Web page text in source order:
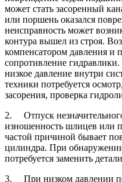
может стать засоренный
или поршень оказался
неисправность может
контура вышел из строя.
компенсатором давления и
сопротивление
низкое давление внутри
техники потребуется
засорения, проверка
2. Отпуск
изношенность шлицев или
частой причиной бывает
цилиндра. При
потребуется заменить
3. При низком давлении